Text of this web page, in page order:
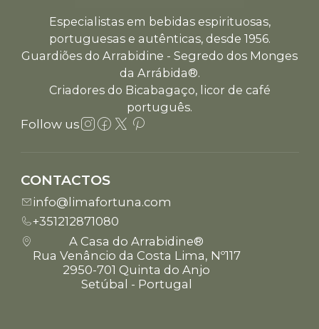
Especialistas em bebidas espirituosas,
portuguesas e autênticas, desde 1956.
Guardiões do Arrabidine - Segredo dos Monges
da Arrábida®.
Criadores do Bicabagaço, licor de café
português.
Follow us
CONTACTOS
info@limafortuna.com
+351212871080
A Casa do Arrabidine®
Rua Venâncio da Costa Lima, Nº117
2950-701 Quinta do Anjo
Setúbal - Portugal